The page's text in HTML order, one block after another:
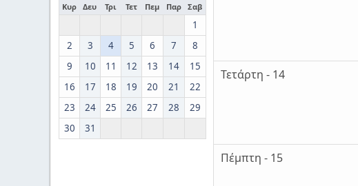
Κυρ Δευ Τρι Τετ Πεμ Παρ Σαβ
1
2
3 4 5 6 7
8
9
10 11 12 13 14
15
16
17 18 19 20 21
22
23
24 25 26 27 28
29
30
31
Τετάρτη - 14
Πέμπτη - 15